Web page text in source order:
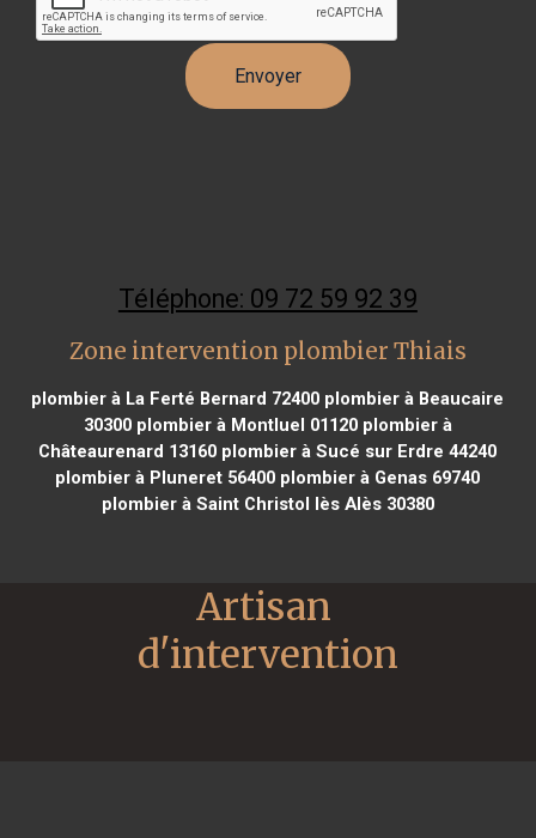
Téléphone: 09 72 59 92 39
Zone intervention plombier Thiais
plombier à La Ferté Bernard 72400 plombier à Beaucaire
30300plombier à Montluel 01120plombier à
Châteaurenard 13160 plombier à Sucé sur Erdre 44240
plombier à Pluneret 56400 plombier à Genas 69740
plombier à Saint Christol lès Alès 30380
Artisan
d'intervention